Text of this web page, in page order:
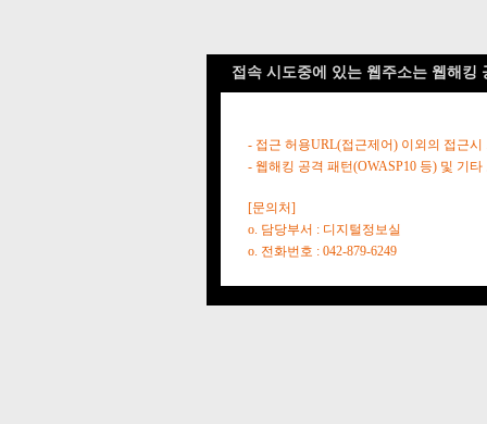
접속 시도중에 있는 웹주소는 웹해킹
- 접근 허용URL(접근제어) 이외의 접근시
- 웹해킹 공격 패턴(OWASP10 등) 및 기
[문의처]
o. 담당부서 : 디지털정보실
o. 전화번호 : 042-879-6249